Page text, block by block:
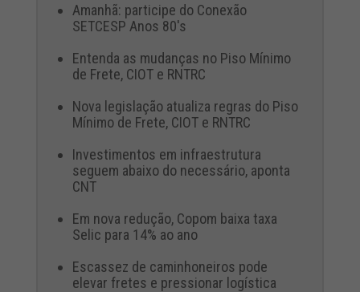
Amanhã: participe do Conexão
SETCESP Anos 80's
Entenda as mudanças no Piso Mínimo
de Frete, CIOT e RNTRC
Nova legislação atualiza regras do Piso
Mínimo de Frete, CIOT e RNTRC
Investimentos em infraestrutura
seguem abaixo do necessário, aponta
CNT
Em nova redução, Copom baixa taxa
Selic para 14% ao ano
Escassez de caminhoneiros pode
elevar fretes e pressionar logística